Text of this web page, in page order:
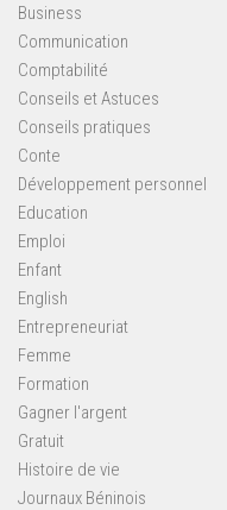
Business
Communication
Comptabilité
Conseils et Astuces
Conseils pratiques
Conte
Développement personnel
Education
Emploi
Enfant
English
Entrepreneuriat
Femme
Formation
Gagner l'argent
Gratuit
Histoire de vie
Journaux Béninois